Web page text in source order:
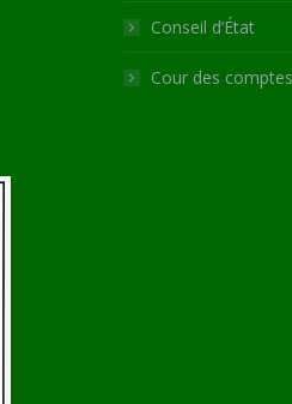
Conseil d’État
Cour des comptes